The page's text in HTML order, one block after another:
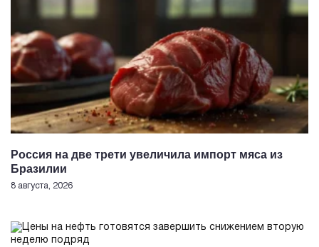
Россия на две трети увеличила импорт мяса из
Бразилии
8 августа, 2026